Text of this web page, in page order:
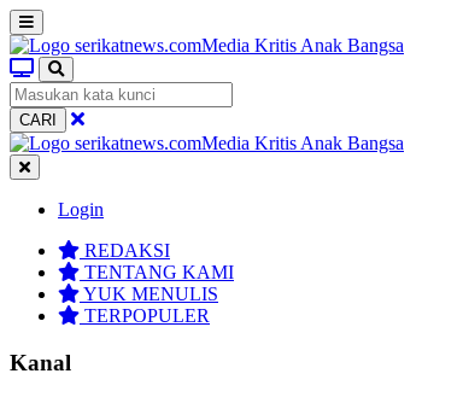
CARI
Login
REDAKSI
TENTANG KAMI
YUK MENULIS
TERPOPULER
Kanal